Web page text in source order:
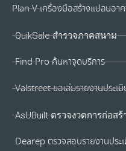
Plan V เครื่องมือสร้างแปลนอา
QuikSale สำรวจภาคสนาม
Find Pro ค้นหาจุดบริการ
Valstreet ขอเล่มรายงานประเ
AsUBuilt ตรวจงวดการก่อสร้
Dearep ตรวจสอบรายงานปร